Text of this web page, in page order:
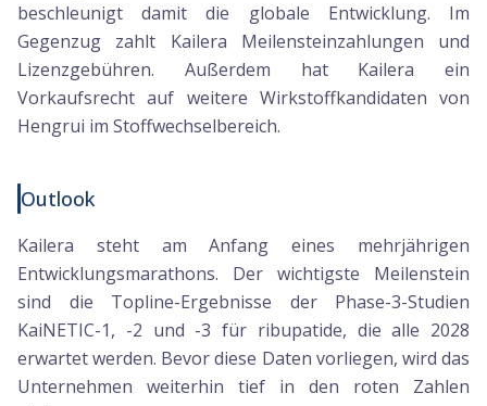
beschleunigt damit die globale Entwicklung. Im
Gegenzug zahlt Kailera Meilensteinzahlungen und
Lizenzgebühren. Außerdem hat Kailera ein
Vorkaufsrecht auf weitere Wirkstoffkandidaten von
Hengrui im Stoffwechselbereich.
Outlook
Kailera steht am Anfang eines mehrjährigen
Entwicklungsmarathons. Der wichtigste Meilenstein
sind die Topline-Ergebnisse der Phase-3-Studien
KaiNETIC-1, -2 und -3 für ribupatide, die alle 2028
erwartet werden. Bevor diese Daten vorliegen, wird das
Unternehmen weiterhin tief in den roten Zahlen